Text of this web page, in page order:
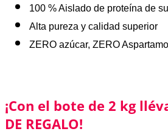
100 % Aislado de proteína de
Alta pureza y calidad superior
ZERO azúcar, ZERO Aspartamo
¡Con el bote de 2 kg
DE REGALO!